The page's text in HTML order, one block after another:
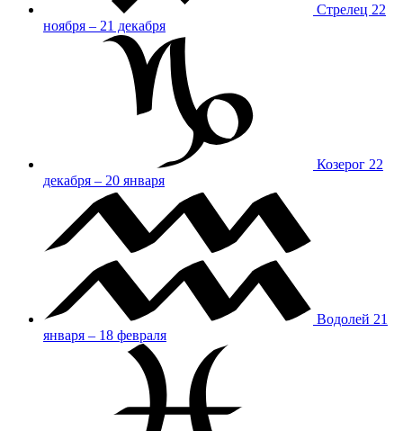
Стрелец 22
ноября – 21 декабря
Козерог 22
декабря – 20 января
Водолей 21
января – 18 февраля